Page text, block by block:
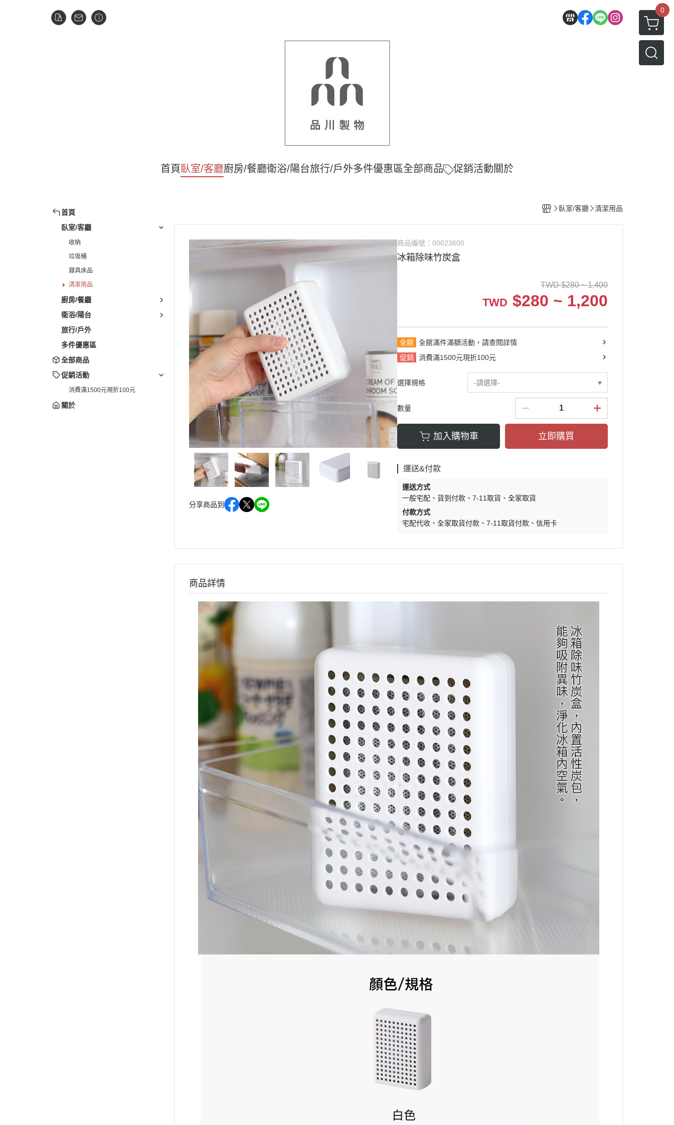
0
首頁 臥室/客廳廚房/餐廳衛浴/陽台旅行/戶外多件優惠區全部商品 促銷活動關於
首頁
臥室/客廳
收納
垃圾桶
寢具床品
清潔用品
廚房/餐廳
衛浴/陽台
旅行/戶外
多件優惠區
全部商品
促銷活動
消費滿1500元現折100元
關於
臥室/客廳 清潔用品
分享商品到
商品編號：00023600
冰箱除味竹炭盒
TWD $280 ~ 1,400
TWD $280 ~ 1,200
全館
全館滿件滿額活動，請查閱詳情
促銷
消費滿1500元現折100元
選擇規格 -請選擇-
數量
加入購物車 立即購買
運送&付款
運送方式
一般宅配
貨到付款 7-11取貨
全家取貨
付款方式
宅配代收
全家取貨付款 7-11取貨付款 信用卡
商品詳情